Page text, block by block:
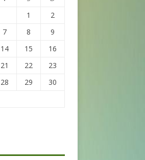
1
2
7 8
9
14 15
16
21 22
23
28 29
30